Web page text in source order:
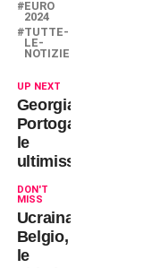
EURO
2024
TUTTE-
LE-
NOTIZIE
UP NEXT
Georgia-
Portogallo,
le
ultimissime
DON'T
MISS
Ucraina-
Belgio,
le